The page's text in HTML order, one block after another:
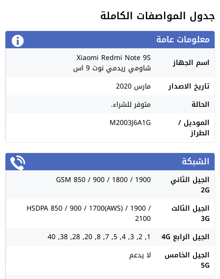
جدول المواصفات الكاملة
معلومات عامة
اسم الجهاز Xiaomi Redmi Note 9S
شاومي ريدمي نوت 9 اس
تاريخ الاصدار
مارس 2020
الحالة
متوفر للشراء.
الموديل /
الطراز
M2003J6A1G
الشبكة
الجيل الثاني
2G
GSM 850 / 900 / 1800 / 1900
الجيل الثالث
3G
HSDPA 850 / 900 / 1700(AWS) / 1900 /
2100
الجيل الرابع 4G
1, 2, 3, 4, 5, 7, 8, 20, 28, 38, 40
الجيل الخامس
5G
لا يدعم